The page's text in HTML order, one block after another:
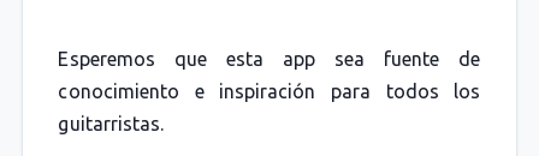
Esperemos que esta app sea fuente de
conocimiento e inspiración para todos los
guitarristas.